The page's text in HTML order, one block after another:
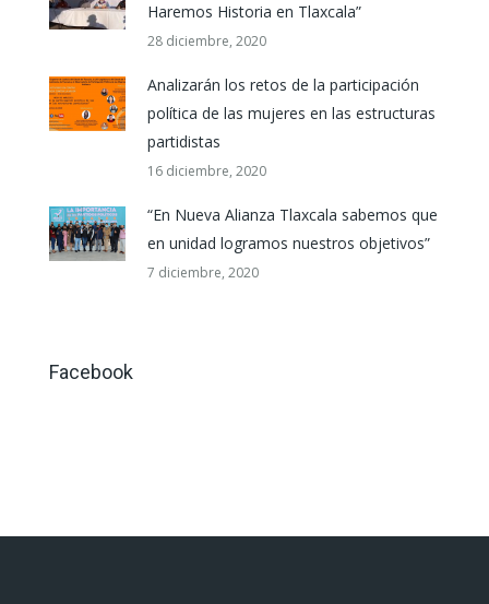
Haremos Historia en Tlaxcala”
28 diciembre, 2020
Analizarán los retos de la participación
política de las mujeres en las estructuras
partidistas
16 diciembre, 2020
“En Nueva Alianza Tlaxcala sabemos que
en unidad logramos nuestros objetivos”
7 diciembre, 2020
Facebook